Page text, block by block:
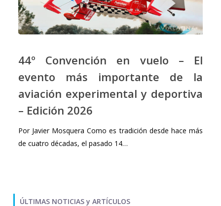
en
vuelo
–
evento
más
importante
44º Convención en vuelo – El
evento más importante de la
aviación experimental y deportiva
– Edición 2026
Por Javier Mosquera Como es tradición desde hace más
de cuatro décadas, el pasado 14…
ÚLTIMAS NOTICIAS y ARTÍCULOS